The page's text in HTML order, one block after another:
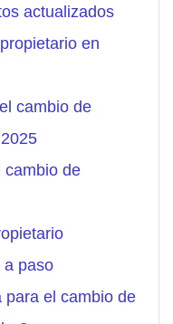
actualizados
en
cambio de
cambio de
a paso
para el cambio de